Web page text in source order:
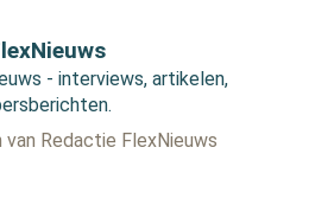
- interviews, artikelen,
Redactie FlexNieuws